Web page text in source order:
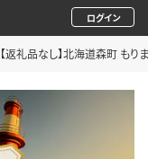
ログイン
【返礼品なし】北海道森町 も